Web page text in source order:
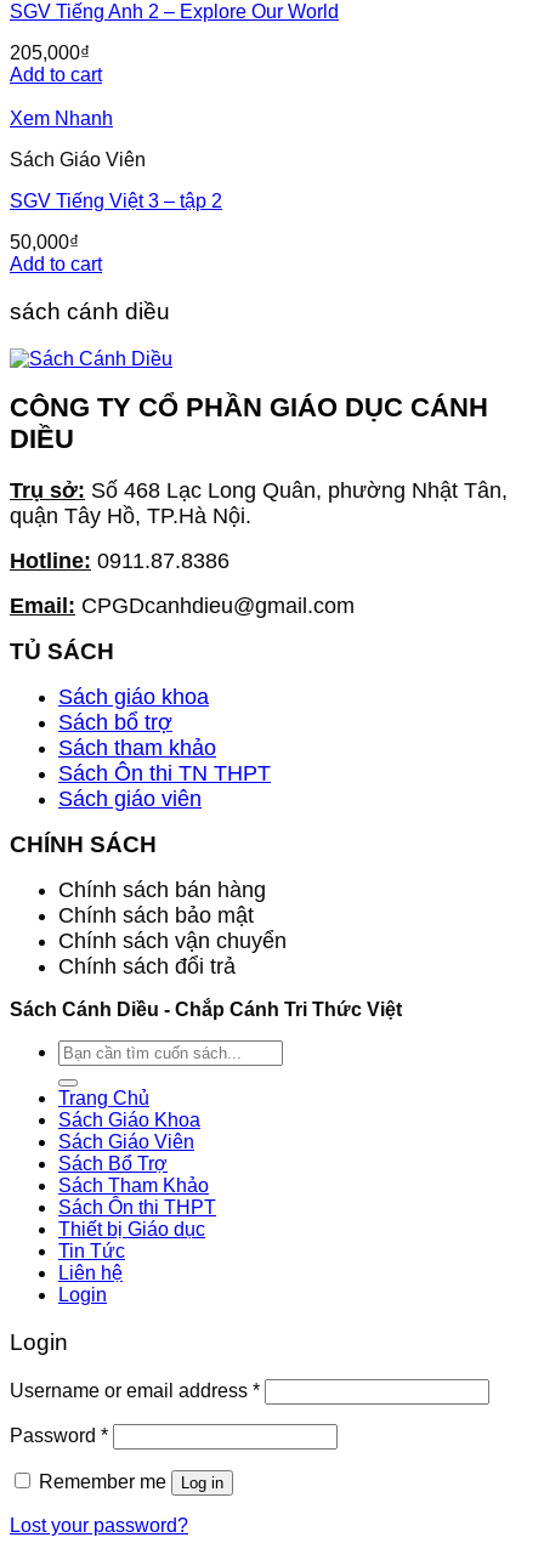
SGV Tiếng Anh 2 – Explore Our World
205,000₫
Add to cart
Xem Nhanh
Sách Giáo Viên
SGV Tiếng Việt 3 – tập 2
50,000₫
Add to cart
sách cánh diều
CÔNG TY CỔ PHẦN GIÁO DỤC CÁNH
DIỀU
Trụ sở: Số 468 Lạc Long Quân, phường Nhật Tân,
quận Tây Hồ, TP.Hà Nội.
Hotline: 0911.87.8386
Email: CPGDcanhdieu@gmail.com
TỦ SÁCH
Sách giáo khoa
Sách bổ trợ
Sách tham khảo
Sách Ôn thi TN THPT
Sách giáo viên
CHÍNH SÁCH
Chính sách bán hàng
Chính sách bảo mật
Chính sách vận chuyển
Chính sách đổi trả
Sách Cánh Diều - Chắp Cánh Tri Thức Việt
Search
for:
Trang Chủ
Sách Giáo Khoa
Sách Giáo Viên
Sách Bổ Trợ
Sách Tham Khảo
Sách Ôn thi THPT
Thiết bị Giáo dục
Tin Tức
Liên hệ
Login
Login
Username or email address *
Password *
Remember me Log in
Lost your password?